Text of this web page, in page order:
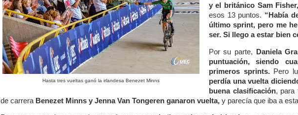
Hasta tres vueltas ganó la irlandesa Benezet Minns
y el británico Sam
esos 13 puntos. “Había
último sprint, pero me
ser. Si llego a estar bien
Por su parte, Daniela
puntuación, siendo
primeros sprints.Pero
perdía una vuelta
buena clasificación, para
de carrera Benezet Minns y Jenna Van Tongeren ganaron vuelta, y parecía que iba a